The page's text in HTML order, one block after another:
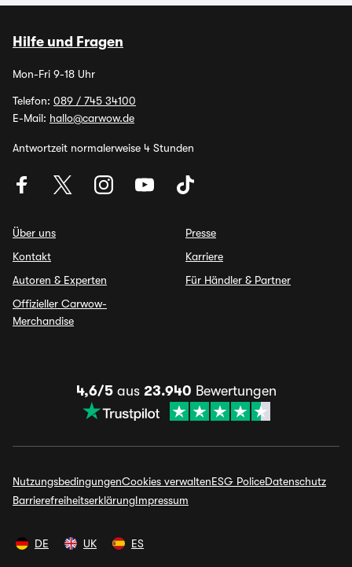
Hilfe und Fragen
Mon-Fri 9-18 Uhr
Telefon: 089 / 745 34100
E-Mail: hallo@carwow.de
Antwortzeit normalerweise 4 Stunden
Über uns
Kontakt
Autoren & Experten
Offizieller Carwow-
Merchandise
Presse
Karriere
Für Händler & Partner
4,6/5aus 23.940 Bewertungen
NutzungsbedingungenCookies verwaltenESG PoliceDatenschutz
BarrierefreiheitserklärungImpressum
DE UK ES